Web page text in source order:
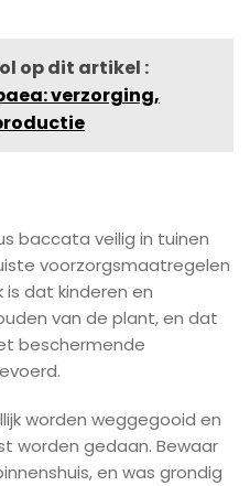
op dit artikel :
verzorging,
baccata veilig in tuinen
voorzorgsmaatregelen
is dat kinderen en
van de plant, en dat
beschermende
worden weggegooid en
worden gedaan. Bewaar
en was grondig